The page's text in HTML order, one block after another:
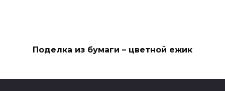
Поделка из бумаги – цветной ежик